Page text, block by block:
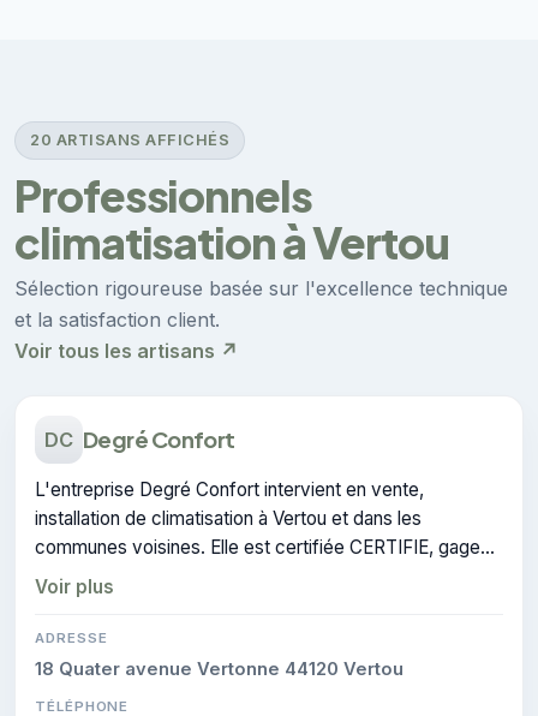
20 ARTISANS AFFICHÉS
Professionnels
climatisation à Vertou
Sélection rigoureuse basée sur l'excellence technique
et la satisfaction client.
Voir tous les artisans ↗
DC Degré Confort
L'entreprise Degré Confort intervient en vente,
installation de climatisation à Vertou et dans les
communes voisines. Elle est certifiée CERTIFIE, gage
de conformité sur les interventions réalisées.
Voir plus
ADRESSE
18 Quater avenue Vertonne 44120 Vertou
TÉLÉPHONE